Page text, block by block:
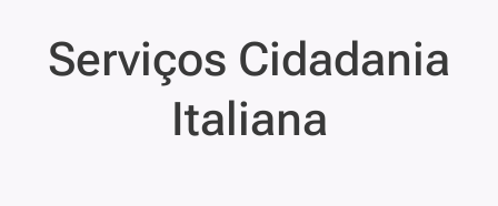
Serviços Cidadania
Italiana